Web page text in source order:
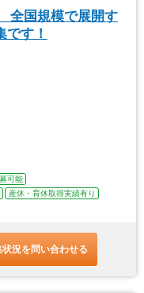
全国規模で展開す
す！
可能
産休・育休取得実績有り
況を問い合わせる